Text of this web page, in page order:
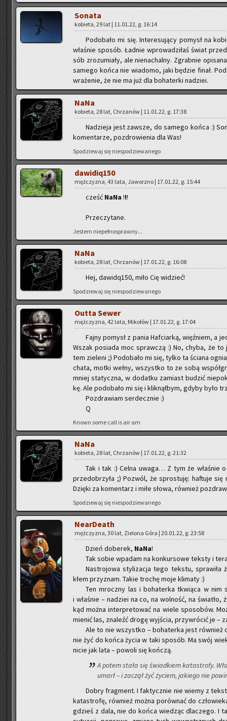
So­na­ta
ko­bie­ta, 29 lat | 11.01.22, g. 16:14
Po­do­ba­ło mi się. In­te­re­su­ją­cy po­mysł na
wła­śnie spo­sób. Ład­nie wpro­wa­dzi­łaś świat
sób zro­zu­mia­ły, ale nie­na­chal­ny. Zgrab­nie
sa­me­go końca nie wia­do­mo, jaki bę­dzie finał.
wra­że­nie, że nie ma już dla bo­ha­ter­ki na­dziei.
NaNa
ko­bie­ta, 28 lat, Chrza­nów | 11.01.22, g. 17:38
Na­dzie­ja jest za­wsze, do sa­me­go końca :)
ko­men­ta­rze, po­zdro­wie­nia dla Was!
Spo­dzie­waj się nie­spo­dzie­wa­ne­go
da­wi­di­q150
męż­czy­zna, 43 lata, Ja­worz­no | 17.01.22, g. 15:44
cześć NaNa !!!
Prze­czy­ta­ne.
Je­stem nie­peł­no­spraw­ny...
NaNa
ko­bie­ta, 28 lat, Chrza­nów | 17.01.22, g. 16:08
Hej, da­wi­dq150, miło Cię wi­dzieć!
Spo­dzie­waj się nie­spo­dzie­wa­ne­go
Outta Sewer
męż­czy­zna, 42 lata, Mi­ko­łów | 17.01.22, g. 17:04
Fajny po­mysł z pania Haf­ciar­ką, więź­niem, a
Wszak po­sia­da moc spraw­czą :) No, chyba, że
tem zie­le­ni ;) Po­do­ba­ło mi się, tylko ta ścia­na
chata, motki wełny, wszyst­ko to ze sobą
mniej sta­tycz­na, w do­dat­ku za­miast bu­dzić
kę. Ale po­do­ba­ło mi się i klik­nął­bym, gdyby było
Po­zdra­wiam ser­decz­nie :)
Q
Known some call is air am
NaNa
ko­bie­ta, 28 lat, Chrza­nów | 17.01.22, g. 21:32
Tak i tak :) Celna uwaga… Z tym że wła­śnie
prze­do­brzy­ła ;) Po­zwól, że spro­stu­ję: ha­ftu­je
Dzię­ki za ko­men­tarz i miłe słowa, rów­nież
Spo­dzie­waj się nie­spo­dzie­wa­ne­go
Ne­ar­De­ath
męż­czy­zna, 30 lat, Zie­lo­na Góra | 20.01.22, g. 23:58
Dzień do­be­rek, NaNa!
Tak sobie wpa­dam na kon­kur­so­we tek­sty i
Na­stro­jo­wa sty­li­za­cja tego tek­stu, spra­wi­ła
kłem przy­znam. Takie tro­chę moje kli­ma­ty :)
Ten mrocz­ny las i bo­ha­ter­ka tkwią­ca w nim
i wła­śnie – na­dziei na co, na wol­ność, na
kąd można in­ter­pre­to­wać na wiele spo­so­bów.
mie­nić las, zna­leźć drogę wyj­ścia, przy­wró­cić je –
Ale to nie wszyst­ko – bo­ha­ter­ka jest rów­nież
nie żyć do końca życia w taki spo­sób. Ma swój
nicie jak lata – po­wo­li się koń­czą.
A potem stała się świad­kiem ka­ta­stro­fy.
umarł – i za­czął żyć ży­ciem, ja­kie­go nie
Dobry frag­ment. I fak­tycz­nie nie wiemy z
ka­ta­stro­fę, rów­nież można po­rów­nać do
gdzieś z dala, nie do końca wie­dząc dla­cze­go. I